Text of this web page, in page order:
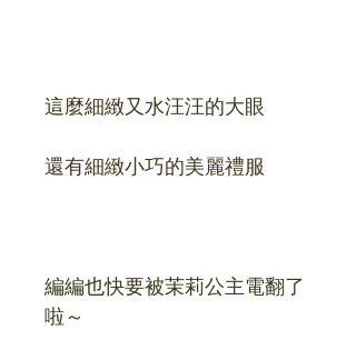
這麼細緻又水汪汪的大眼
還有細緻小巧的美麗禮服
編編也快要被茉莉公主電翻了
啦～